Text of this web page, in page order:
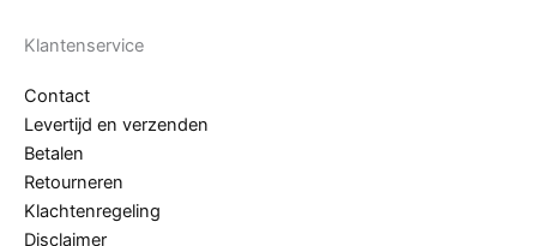
Klantenservice
Contact
Levertijd en verzenden
Betalen
Retourneren
Klachtenregeling
Disclaimer